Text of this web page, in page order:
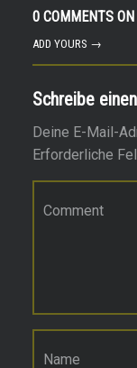
0 COMMENTS ON
ADD YOURS →
Schreibe
Deine E-Mail-
Erforderliche
Name
*